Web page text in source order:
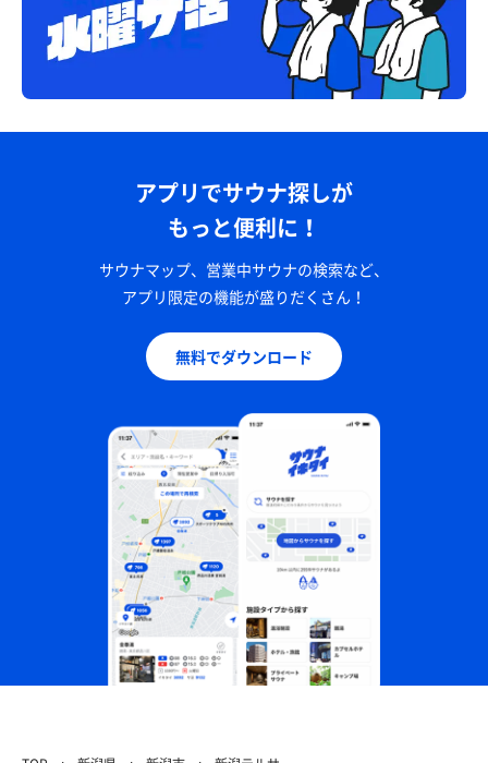
アプリでサウナ探しが
もっと便利に！
サウナマップ、営業中サウナの検索など、
アプリ限定の機能が盛りだくさん！
無料でダウンロード